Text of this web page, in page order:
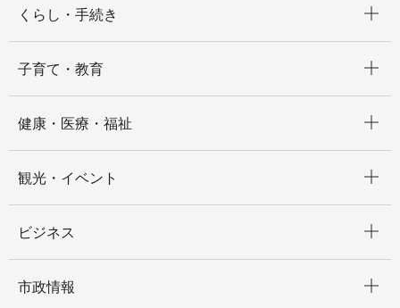
くらし・手続き
子育て・教育
健康・医療・福祉
観光・イベント
ビジネス
市政情報